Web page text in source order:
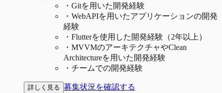
・ Gitを用いた開発経験
・ WebAPIを用いたアプリケーションの開発
経験
・ Flutterを使用した開発経験（2年以上）
・ MVVMのアーキテクチャやClean
Architectureを用いた開発経験
・ チームでの開発経験
詳しく見る 募集状況を確認する